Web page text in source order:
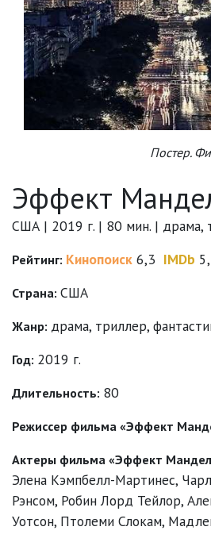
Постер.
Эффект
США | 2019 г. | 80 мин. | драма,
Рейтинг: Кинопоиск 6,3 IMDb
Страна: США
Жанр: драма, триллер,
Год: 2019 г.
Длительность: 80
Режиссер фильма «Эффект
Актеры фильма «Эффект
Элена Кэмпбелл-Мартинес,
Рэнсом, Робин Лорд Тейлор,
Уотсон, Птолеми Слокам,